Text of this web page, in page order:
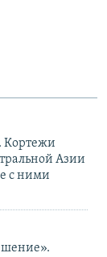
Кортежи
Азии
с ними